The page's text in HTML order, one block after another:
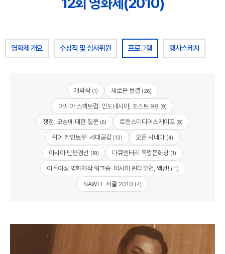
영화제 개요 수상작 및 심사위원 프로그램 행사스케치
개막작(1) 새로운 물결 (26)
아시아 스펙트럼: 인도네시아, 포스트 98 (9)
쟁점: 모성에 대한 질문(6) 트랜스미디어스케이프(8)
퀴어 레인보우: 세대공감 (13) 오픈 시네마 (4)
아시아 단편경선 (19) 다큐멘터리 옥랑문화상 (1)
이주여성 영화제작 워크숍: 아시아 원더우먼, 액션! (11)
NAWFF 서울 2010 (4)